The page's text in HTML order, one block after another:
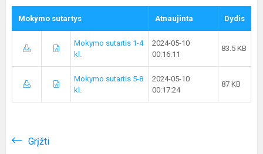
Mokymo sutartys Atnaujinta Dydis
Mokymo sutartis 1-4
kl.
2024-05-10
00:16:11
83.5 KB
Mokymo sutartis 5-8
kl.
2024-05-10
00:17:24
87 KB
Grįžti